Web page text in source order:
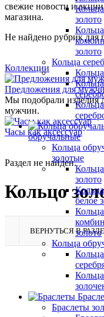
золото
Кольца
золото
Кольца
обручальные
Кольца
золотые
золото
белое
золото
Кольца
Браслеты
свежие новости и
магазина.
Не найдено рубрик для
Коллекции
Предложения для
Мы подобрали изделия
мужчин.
Часы как аксессуар
Раздел не найден.
Кольцо
ВЕРНУТЬСЯ В